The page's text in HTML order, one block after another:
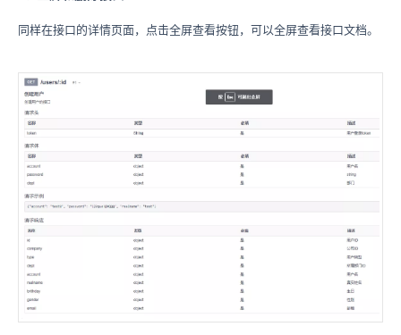
同样在接口的详情页面，点击全屏查看按钮，可以全屏查看接口文档。